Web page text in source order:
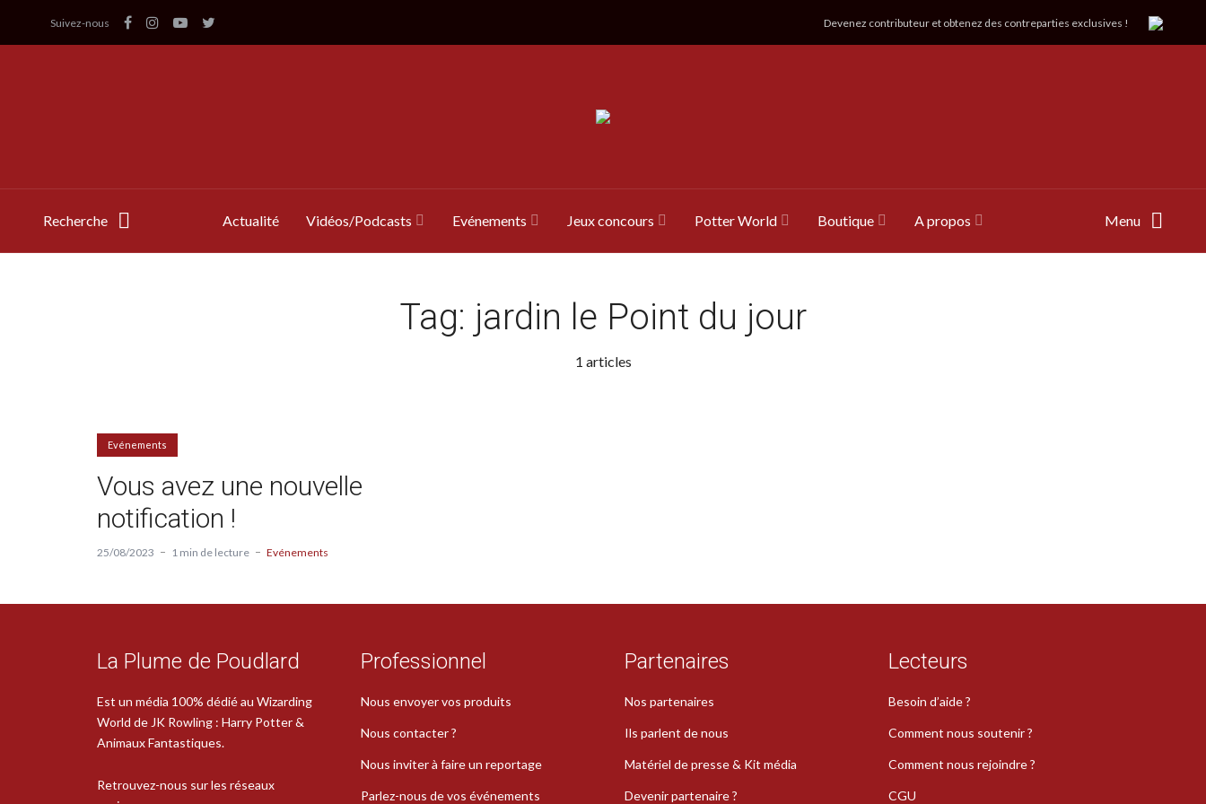
Suivez-nous Devenez contributeur et obtenez des contreparties exclusives !
Recherche Actualité Vidéos/Podcasts Evénements Jeux concours Potter World Boutique A propos Menu
Tag: jardin le Point du jour
1 articles
Evénements
Vous avez une nouvelle
notification !
25/08/2023 1 min de lecture Evénements
La Plume de Poudlard
Est un média 100% dédié au Wizarding
World de JK Rowling : Harry Potter &
Animaux Fantastiques.
Retrouvez-nous sur les réseaux
Professionnel
Nous envoyer vos produits
Nous contacter ?
Nous inviter à faire un reportage
Parlez-nous de vos événements
Partenaires
Nos partenaires
Ils parlent de nous
Matériel de presse & Kit média
Devenir partenaire ?
Lecteurs
Besoin d’aide ?
Comment nous soutenir ?
Comment nous rejoindre ?
CGU